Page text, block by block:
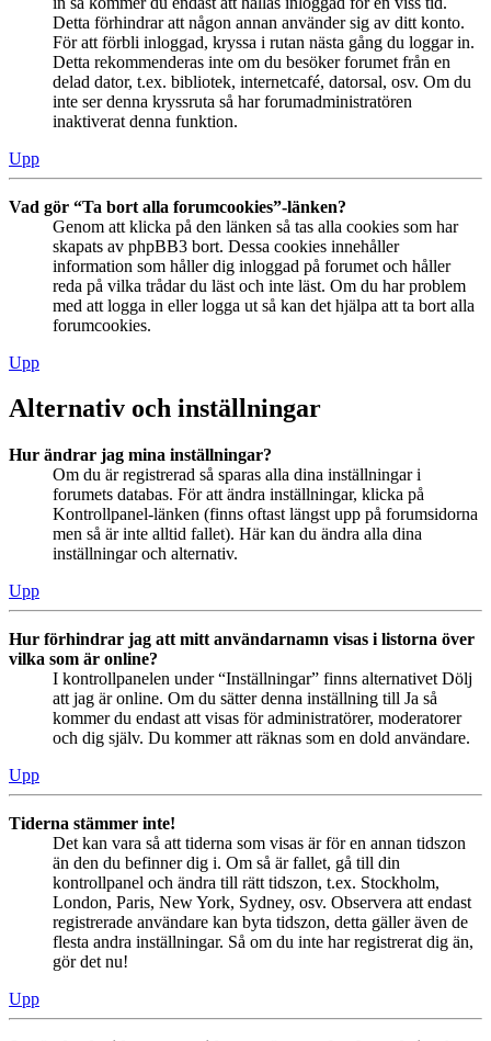
Detta förhindrar att någon annan använder sig av ditt konto.
För att förbli inloggad, kryssa i rutan nästa gång du loggar in.
Detta rekommenderas inte om du besöker forumet från en
delad dator, t.ex. bibliotek, internetcafé, datorsal, osv. Om du
inte ser denna kryssruta så har forumadministratören
inaktiverat denna funktion.
Upp
Vad gör “Ta bort alla forumcookies”-länken?
Genom att klicka på den länken så tas alla cookies som har
skapats av phpBB3 bort. Dessa cookies innehåller
information som håller dig inloggad på forumet och håller
reda på vilka trådar du läst och inte läst. Om du har problem
med att logga in eller logga ut så kan det hjälpa att ta bort alla
forumcookies.
Upp
Alternativ och inställningar
Hur ändrar jag mina inställningar?
Om du är registrerad så sparas alla dina inställningar i
forumets databas. För att ändra inställningar, klicka på
Kontrollpanel-länken (finns oftast längst upp på forumsidorna
men så är inte alltid fallet). Här kan du ändra alla dina
inställningar och alternativ.
Upp
Hur förhindrar jag att mitt användarnamn visas i listorna över
vilka som är online?
I kontrollpanelen under “Inställningar” finns alternativet Dölj
att jag är online. Om du sätter denna inställning till Ja så
kommer du endast att visas för administratörer, moderatorer
och dig själv. Du kommer att räknas som en dold användare.
Upp
Tiderna stämmer inte!
Det kan vara så att tiderna som visas är för en annan tidszon
än den du befinner dig i. Om så är fallet, gå till din
kontrollpanel och ändra till rätt tidszon, t.ex. Stockholm,
London, Paris, New York, Sydney, osv. Observera att endast
registrerade användare kan byta tidszon, detta gäller även de
flesta andra inställningar. Så om du inte har registrerat dig än,
gör det nu!
Upp